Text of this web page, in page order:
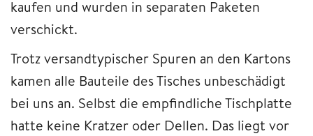
kaufen und wurden in separaten Paketen
verschickt.
Trotz versandtypischer Spuren an den Kartons
kamen alle Bauteile des Tisches unbeschädigt
bei uns an. Selbst die empfindliche Tischplatte
hatte keine Kratzer oder Dellen. Das liegt vor